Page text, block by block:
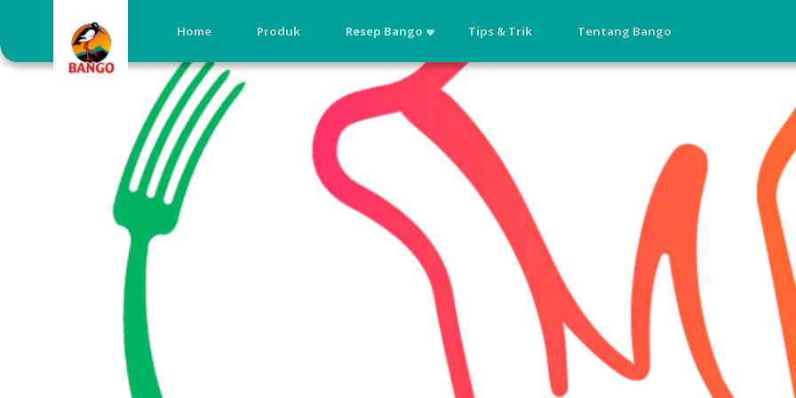
Home Produk Resep Bango Tips & Trik Tentang Bango